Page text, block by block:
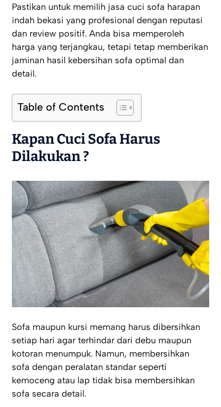
Pastikan untuk memilih jasa cuci sofa harapan
indah bekasi yang profesional dengan reputasi
dan review positif. Anda bisa memperoleh
harga yang terjangkau, tetapi tetap memberikan
jaminan hasil kebersihan sofa optimal dan
detail.
Table of Contents
Kapan Cuci Sofa Harus
Dilakukan ?
Sofa maupun kursi memang harus dibersihkan
setiap hari agar terhindar dari debu maupun
kotoran menumpuk. Namun, membersihkan
sofa dengan peralatan standar seperti
kemoceng atau lap tidak bisa membersihkan
sofa secara detail.